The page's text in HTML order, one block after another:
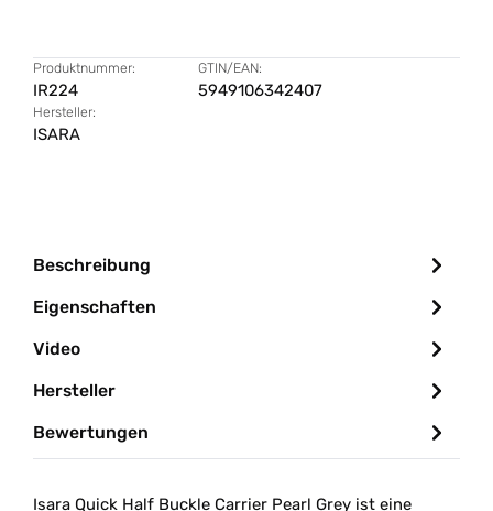
Produktnummer:
IR224
GTIN/EAN:
5949106342407
Hersteller:
ISARA
Beschreibung
Eigenschaften
Video
Hersteller
Bewertungen
Isara Quick Half Buckle Carrier Pearl Grey ist eine